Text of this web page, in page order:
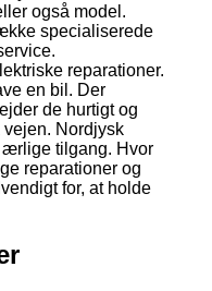
også model.
specialiserede
reparationer.
en bil. Der
de hurtigt og
vejen. Nordjysk
tilgang. Hvor
reparationer og
for, at holde